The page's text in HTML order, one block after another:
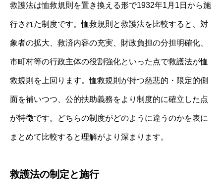
救護法は恤救規則を置き換える形で1932年1月1日から施
行された制度です。恤救規則と救護法を比較すると、対
象者の拡大、救済内容の充実、財政負担の分担明確化、
市町村等の行政主体の役割強化といった点で救護法が恤
救規則を上回ります。恤救規則が持つ慈悲的・限定的側
面を補いつつ、公的扶助義務をより制度的に確立した点
が特徴です。どちらの制度がどのように違うのかを表に
まとめて比較すると理解がより深まります。
救護法の制定と施行